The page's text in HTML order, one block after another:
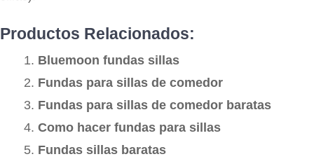
Productos Relacionados:
Bluemoon fundas sillas
Fundas para sillas de comedor
Fundas para sillas de comedor baratas
Como hacer fundas para sillas
Fundas sillas baratas